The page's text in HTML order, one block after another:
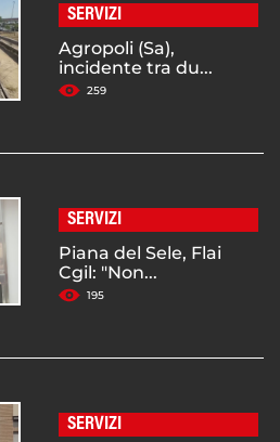
SERVIZI
Agropoli (Sa),
incidente tra du...
259
SERVIZI
Piana del Sele, Flai
Cgil: "Non...
195
SERVIZI